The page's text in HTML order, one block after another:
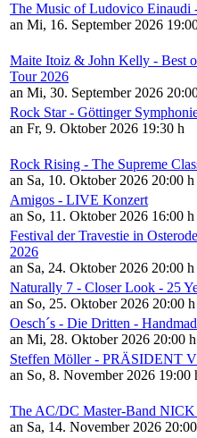
The Music of Ludovico Einaudi
an Mi, 16. September 2026
Maite Itoiz & John Kelly - Best
Tour 2026
an Mi, 30. September 2026
Rock Star - Göttinger
an Fr, 9. Oktober 2026 19:30 h
Rock Rising - The Supreme
an Sa, 10. Oktober 2026 20:00 h
Amigos - LIVE Konzert
an So, 11. Oktober 2026 16:00 h
Festival der Travestie in
2026
an Sa, 24. Oktober 2026 20:00 h
Naturally 7 - Closer Look - 25
an So, 25. Oktober 2026 20:00 h
Oesch´s - Die Dritten -
an Mi, 28. Oktober 2026 20:00 h
Steffen Möller - PRÄSIDENT
an So, 8. November 2026 19:00
The AC/DC Master-Band
an Sa, 14. November 2026